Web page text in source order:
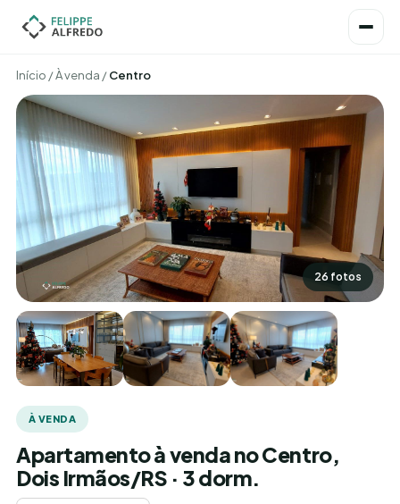
Início /À venda /Centro
26 fotos
À VENDA
Apartamento à venda no Centro,
Dois Irmãos/RS · 3 dorm.